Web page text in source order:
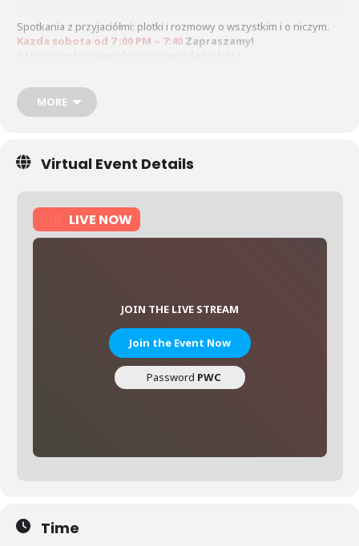
Spotkania z przyjaciółmi: plotki i rozmowy o wszystkim i o niczym.
Kazda sobota od 7 :00 PM – 7:40 Zapraszamy!
MORE
Virtual Event Details
LIVE NOW
JOIN THE LIVE STREAM
Join the Event Now
Password PWC
Time